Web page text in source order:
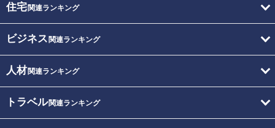
住宅関連ランキング
ビジネス 関連ランキング
人材関連ランキング
トラベル関連ランキング